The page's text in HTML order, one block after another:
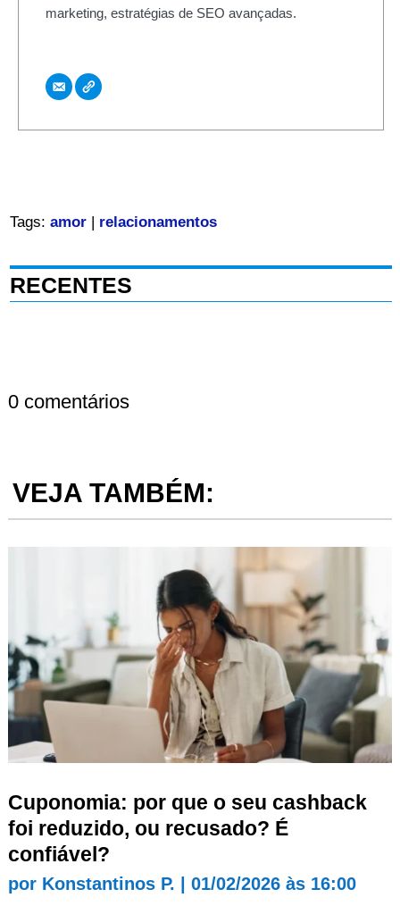
marketing, estratégias de SEO avançadas.
Tags: amor| relacionamentos
RECENTES
0 comentários
VEJA TAMBÉM:
Cuponomia: por que o seu cashback
foi reduzido, ou recusado? É
confiável?
por Konstantinos P. 01/02/2026 às 16:00